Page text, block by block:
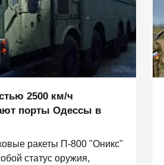
2500 км/ч
порты Одессы в
ракеты П‑800 "Оникс"
статус оружия,